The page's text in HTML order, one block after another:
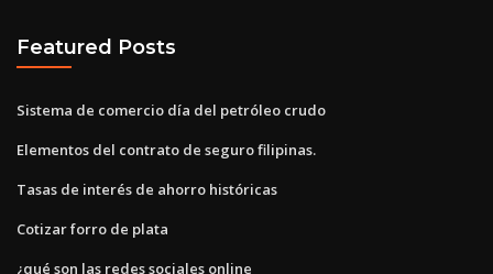
Featured Posts
Sistema de comercio día del petróleo crudo
Elementos del contrato de seguro filipinas.
Tasas de interés de ahorro históricas
Cotizar forro de plata
¿qué son las redes sociales online_